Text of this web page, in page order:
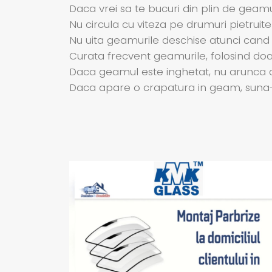
Daca vrei sa te bucuri din plin de
Nu circula cu viteza pe drumuri
Nu uita geamurile deschise atunci
Curata frecvent geamurile, folosind
Daca geamul este inghetat, nu arunca
Daca apare o crapatura in geam,